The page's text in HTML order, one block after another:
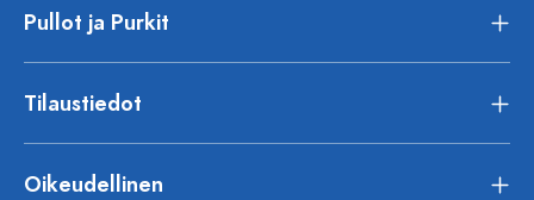
Pullot ja Purkit
Tilaustiedot
Oikeudellinen